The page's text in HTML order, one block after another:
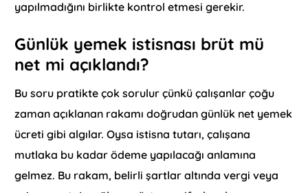
yapılmadığını birlikte kontrol etmesi gerekir.
Günlük yemek istisnası brüt mü
net mi açıklandı?
Bu soru pratikte çok sorulur çünkü çalışanlar çoğu
zaman açıklanan rakamı doğrudan günlük net yemek
ücreti gibi algılar. Oysa istisna tutarı, çalışana
mutlaka bu kadar ödeme yapılacağı anlamına
gelmez. Bu rakam, belirli şartlar altında vergi veya